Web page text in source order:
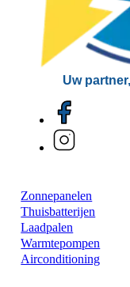
Uw
Zonnepanelen
Thuisbatterijen
Laadpalen
Warmtepompen
Airconditioning